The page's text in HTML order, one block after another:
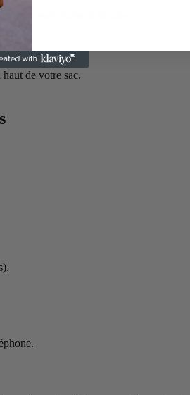
transport d’argent liquide.
de votre sac.